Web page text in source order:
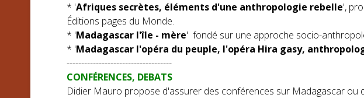
* 'Afriques secrètes, éléments d'une anthropologie rebelle',
Éditions pages du Monde.
* 'Madagascar l'île - mère' fondé sur une approche socio-
* 'Madagascar l'opéra du peuple, l'opéra Hira gasy,
------------------------------------
CONFÉRENCES, DEBATS
Didier Mauro propose d'assurer des conférences sur Madagascar ou